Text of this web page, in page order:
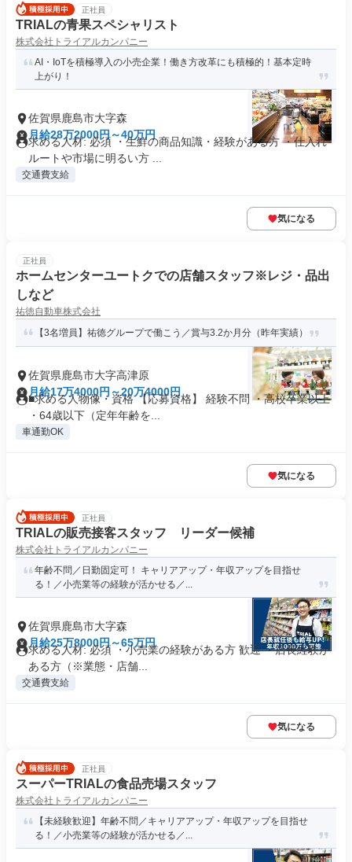
正社員
TRIALの青果スペシャリスト
株式会社トライアルカンパニー
AI・IoTを積極導入の小売企業！働き方改革にも積極的！基本定時
上がり！
佐賀県鹿島市大字森
月給28万2000円～40万円
求める人材: 必須 ・生鮮の商品知識・経験がある方 ・仕入れ
ルートや市場に明るい方 ...
交通費支給
気になる
正社員
ホームセンターユートクでの店舗スタッフ※レジ・品出
しなど
祐徳自動車株式会社
【3名増員】祐徳グループで働こう／賞与3.2か月分（昨年実績）
佐賀県鹿島市大字高津原
月給17万4000円～20万4000円
■求める人物像・資格 【応募資格】 経験不問 ・高校卒業以上
・64歳以下（定年年齢を...
車通勤OK
気になる
正社員
TRIALの販売接客スタッフ リーダー候補
株式会社トライアルカンパニー
年齢不問／日勤固定可！ キャリアアップ・年収アップを目指せ
る！／小売業等の経験が活かせる／...
佐賀県鹿島市大字森
月給25万8000円～65万円
求める人材: 必須 ・小売業の経験がある方 歓迎 ・店長経験が
ある方（※業態・店舗...
交通費支給
気になる
正社員
スーパーTRIALの食品売場スタッフ
株式会社トライアルカンパニー
【未経験歓迎】年齢不問／キャリアアップ・年収アップを目指せ
る！／小売業等の経験が活かせる／...